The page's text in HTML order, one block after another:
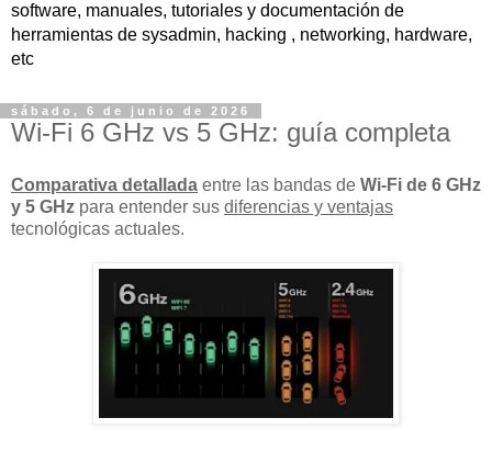
software, manuales, tutoriales y documentación de
herramientas de sysadmin, hacking , networking, hardware,
etc
sábado, 6 de junio de 2026
Wi-Fi 6 GHz vs 5 GHz: guía completa
Comparativa detallada entre las bandas de Wi-Fi de 6 GHz
y 5 GHz para entender sus diferencias y ventajas
tecnológicas actuales.